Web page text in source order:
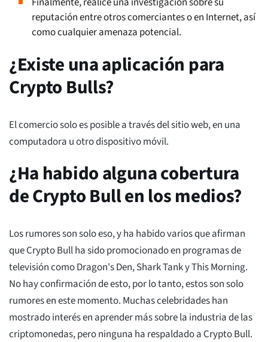
reputación entre otros comerciantes o en Internet, así
como cualquier amenaza potencial.
¿Existe una aplicación para
Crypto Bulls?
El comercio solo es posible a través del sitio web, en una
computadora u otro dispositivo móvil.
¿Ha habido alguna cobertura
de Crypto Bull en los medios?
Los rumores son solo eso, y ha habido varios que afirman
que Crypto Bull ha sido promocionado en programas de
televisión como Dragon's Den, Shark Tank y This Morning.
No hay confirmación de esto, por lo tanto, estos son solo
rumores en este momento. Muchas celebridades han
mostrado interés en aprender más sobre la industria de las
criptomonedas, pero ninguna ha respaldado a Crypto Bull.